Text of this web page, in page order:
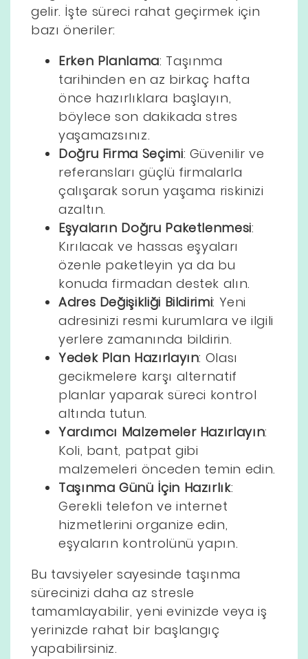
gelir. İşte süreci rahat geçirmek için
bazı öneriler:
Erken Planlama: Taşınma
tarihinden en az birkaç hafta
önce hazırlıklara başlayın,
böylece son dakikada stres
yaşamazsınız.
Doğru Firma Seçimi: Güvenilir ve
referansları güçlü firmalarla
çalışarak sorun yaşama riskinizi
azaltın.
Eşyaların Doğru Paketlenmesi:
Kırılacak ve hassas eşyaları
özenle paketleyin ya da bu
konuda firmadan destek alın.
Adres Değişikliği Bildirimi: Yeni
adresinizi resmi kurumlara ve ilgili
yerlere zamanında bildirin.
Yedek Plan Hazırlayın: Olası
gecikmelere karşı alternatif
planlar yaparak süreci kontrol
altında tutun.
Yardımcı Malzemeler Hazırlayın:
Koli, bant, patpat gibi
malzemeleri önceden temin edin.
Taşınma Günü İçin Hazırlık:
Gerekli telefon ve internet
hizmetlerini organize edin,
eşyaların kontrolünü yapın.
Bu tavsiyeler sayesinde taşınma
sürecinizi daha az stresle
tamamlayabilir, yeni evinizde veya iş
yerinizde rahat bir başlangıç
yapabilirsiniz.